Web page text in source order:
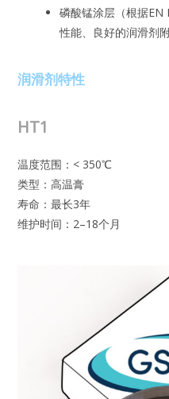
磷酸锰涂层（根据EN
性能、良好的润滑剂
润滑剂特性
HT1
温度范围：< 350℃
类型：高温膏
寿命：最长3年
维护时间：2–18个月